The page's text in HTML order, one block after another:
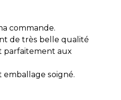
commande.
de très belle qualité
parfaitement aux
emballage soigné.